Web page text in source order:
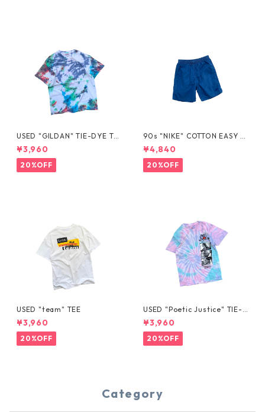
USED "GILDAN" TIE-DYE TE
E
¥3,960
20%OFF
90s "NIKE" COTTON EASY S
HORTS
¥4,840
20%OFF
USED "team" TEE
¥3,960
20%OFF
USED "Poetic Justice" TIE-D
YE TEE
¥3,960
20%OFF
Category